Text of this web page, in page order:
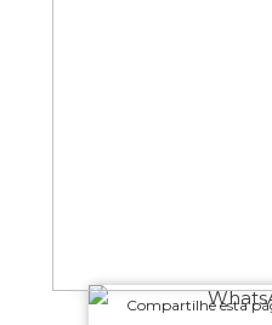
Compartilhe esta